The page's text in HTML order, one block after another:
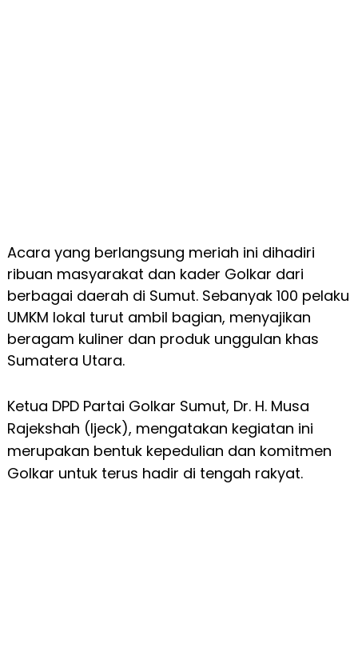
Acara yang berlangsung meriah ini dihadiri
ribuan masyarakat dan kader Golkar dari
berbagai daerah di Sumut. Sebanyak 100 pelaku
UMKM lokal turut ambil bagian, menyajikan
beragam kuliner dan produk unggulan khas
Sumatera Utara.
Ketua DPD Partai Golkar Sumut, Dr. H. Musa
Rajekshah (Ijeck), mengatakan kegiatan ini
merupakan bentuk kepedulian dan komitmen
Golkar untuk terus hadir di tengah rakyat.